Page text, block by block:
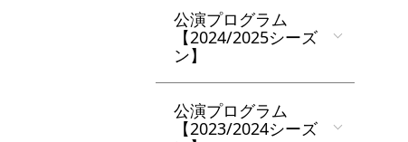
公演プログラム
【2024/2025シーズ
ン】
公演プログラム
【2023/2024シーズ